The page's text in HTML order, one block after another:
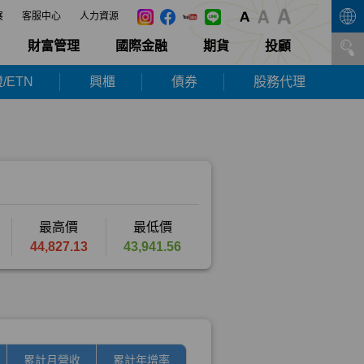
客服中心 人力資源
財富管理 國際金融 期貨 投顧
ETN 興櫃 債券 股務代理